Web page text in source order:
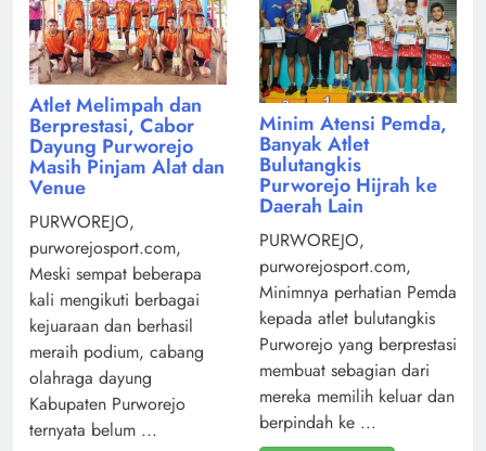
Atlet Melimpah dan
Berprestasi, Cabor
Dayung Purworejo
Masih Pinjam Alat dan
Venue
PURWOREJO,
purworejosport.com,
Meski sempat beberapa
kali mengikuti berbagai
kejuaraan dan berhasil
meraih podium, cabang
olahraga dayung
Kabupaten Purworejo
ternyata belum ...
Minim Atensi Pemda,
Banyak Atlet
Bulutangkis
Purworejo Hijrah ke
Daerah Lain
PURWOREJO,
purworejosport.com,
Minimnya perhatian Pemda
kepada atlet bulutangkis
Purworejo yang berprestasi
membuat sebagian dari
mereka memilih keluar dan
berpindah ke ...